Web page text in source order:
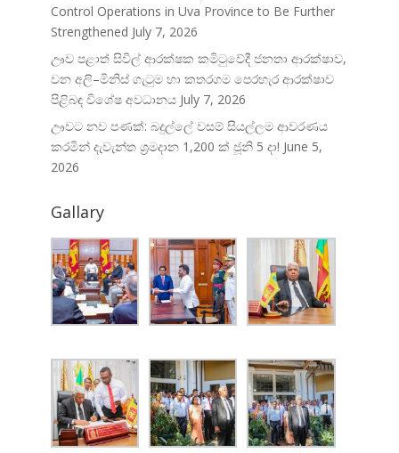
Control Operations in Uva Province to Be Further
Strengthened July 7, 2026
ඌව පළාත් සිවිල් ආරක්ෂක කමිටුවේදී ජනතා ආරක්ෂාව,
වන අලි–මිනිස් ගැටුම හා කතරගම පෙරහැර ආරක්ෂාව
පිළිබඳ විශේෂ අවධානය July 7, 2026
ඌවට නව පණක්: බදුල්ලේ වසම් සියල්ලම ආවරණය
කරමින් දැවැන්ත ශ්‍රමදාන 1,200 ක් ජූනි 5 දා! June 5,
2026
Gallary